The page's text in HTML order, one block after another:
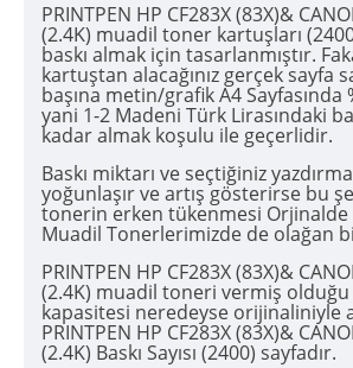
PRINTPEN HP CF283X (83X)&
(2.4K) muadil toner kartuşları
baskı almak için tasarlanmıştır.
kartuştan alacağınız gerçek sayfa
başına metin/grafik A4 Sayfasında
yani 1-2 Madeni Türk Lirasındaki
kadar almak koşulu ile geçerlidir.
Baskı miktarı ve seçtiğiniz
yoğunlaşır ve artış gösterirse bu
tonerin erken tükenmesi Orjinalde
Muadil Tonerlerimizde de olağan
PRINTPEN HP CF283X (83X)&
(2.4K) muadil toneri vermiş olduğu
kapasitesi neredeyse orijinaliniyle
PRINTPEN HP CF283X (83X)&
(2.4K) Baskı Sayısı (2400) sayfadır.